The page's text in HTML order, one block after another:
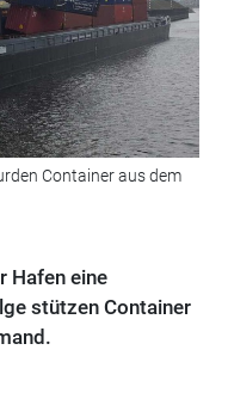
Container aus dem
Hafen eine
stützen Container